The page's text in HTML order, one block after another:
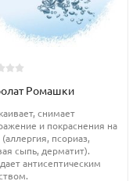
Ромашки
снимает
и покраснения на
псориаз,
сыпь, дерматит).
антисептическим